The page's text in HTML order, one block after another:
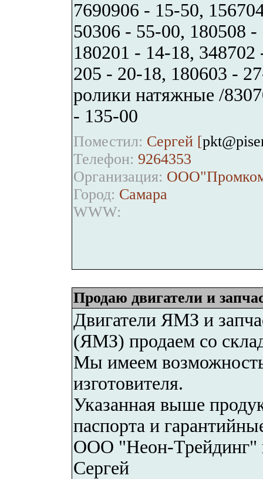
7690906 - 15-50,
50306 - 55-00, 180508
180201 - 14-18,
205 - 20-18, 180603 -
ролики натяжные /
- 135-00
Поместил: Сергей [
Телефон: 9264353
Организация:
Город: Самара
WWW:
Продаю двигатели и
Двигатели ЯМЗ и
(ЯМЗ) продаем со
Мы имеем
изготовителя.
Указанная выше
паспорта и
ООО "Неон-Трейдинг"
Сергей